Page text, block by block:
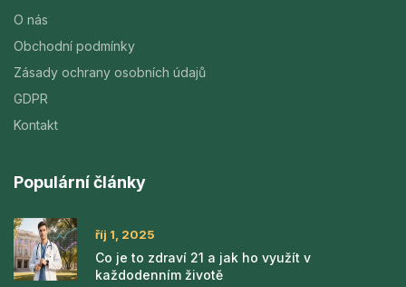
O nás
Obchodní podmínky
Zásady ochrany osobních údajů
GDPR
Kontakt
Populární články
říj 1, 2025
Co je to zdraví 21 a jak ho využít v
každodenním životě